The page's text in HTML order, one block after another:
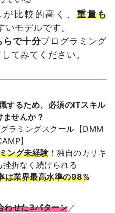
比較的高く、 重量も
いモデルです。
らで十分プログラミング
てみてください。
するため、必須のITスキル
ませんか？
ラミングスクール【DMM
】
ング未経験！独自のカリキ
挫折なく続けられる
は業界最高水準の98%
わせた3パターン ／